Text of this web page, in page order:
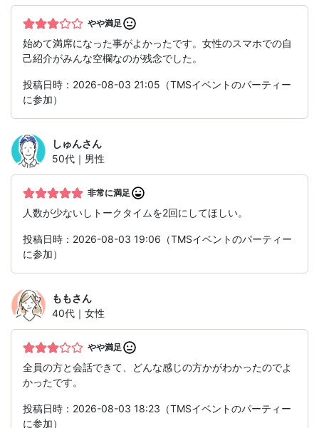
やや満足
始めて満席になった事がよかったです。女性のスマホでの自
己紹介がみんな空欄なのが残念でした。
投稿日時：2026-08-03 21:05（TMSイベントのパーティー
に参加）
しゅんさん
50代｜男性
非常に満足
人数が少ないしトークタイムを2回にしてほしい。
投稿日時：2026-08-03 19:06（TMSイベントのパーティー
に参加）
ももさん
40代｜女性
やや満足
全員の方と会話できて、どんな感じの方かがわかったのでよ
かったです。
投稿日時：2026-08-03 18:23（TMSイベントのパーティー
に参加）